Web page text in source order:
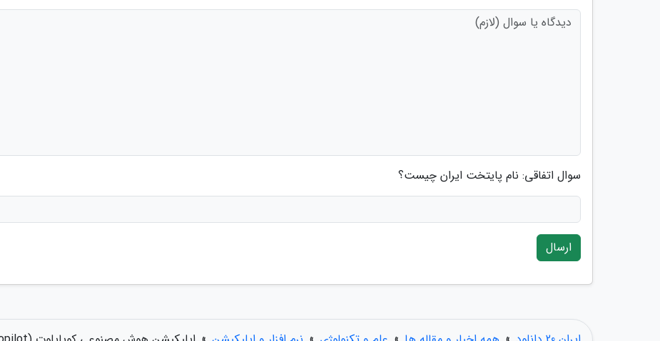
سوال اتفاقی: نام پایتخت ایران چیست؟
ارسال